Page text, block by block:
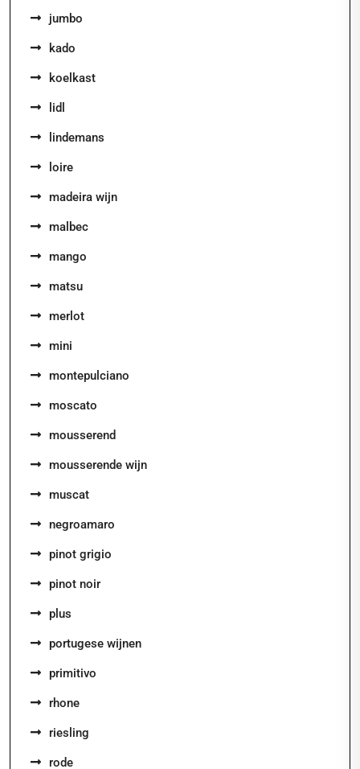
jumbo
kado
koelkast
lidl
lindemans
loire
madeira wijn
malbec
mango
matsu
merlot
mini
montepulciano
moscato
mousserend
mousserende wijn
muscat
negroamaro
pinot grigio
pinot noir
plus
portugese wijnen
primitivo
rhone
riesling
rode